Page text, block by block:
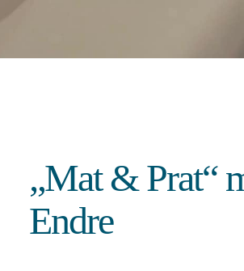
„Mat & Prat“
Endre